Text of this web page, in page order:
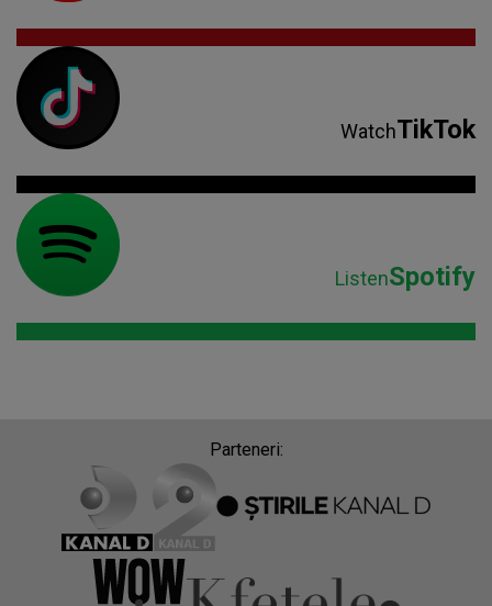
WatchTikTok
ListenSpotify
Parteneri: